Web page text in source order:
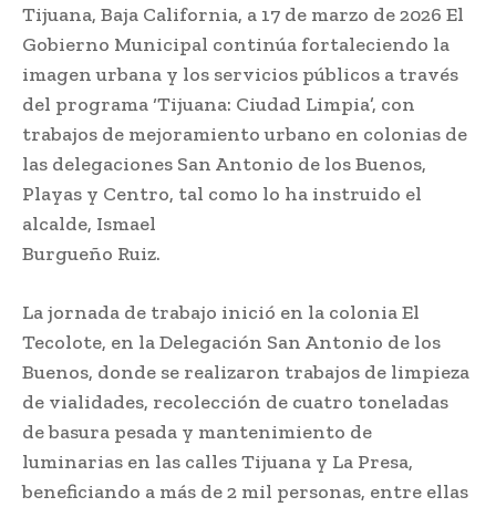
Tijuana, Baja California, a 17 de marzo de 2026 El
Gobierno Municipal continúa fortaleciendo la
imagen urbana y los servicios públicos a través
del programa ‘Tijuana: Ciudad Limpia’, con
trabajos de mejoramiento urbano en colonias de
las delegaciones San Antonio de los Buenos,
Playas y Centro, tal como lo ha instruido el
alcalde, Ismael
Burgueño Ruiz.
La jornada de trabajo inició en la colonia El
Tecolote, en la Delegación San Antonio de los
Buenos, donde se realizaron trabajos de limpieza
de vialidades, recolección de cuatro toneladas
de basura pesada y mantenimiento de
luminarias en las calles Tijuana y La Presa,
beneficiando a más de 2 mil personas, entre ellas